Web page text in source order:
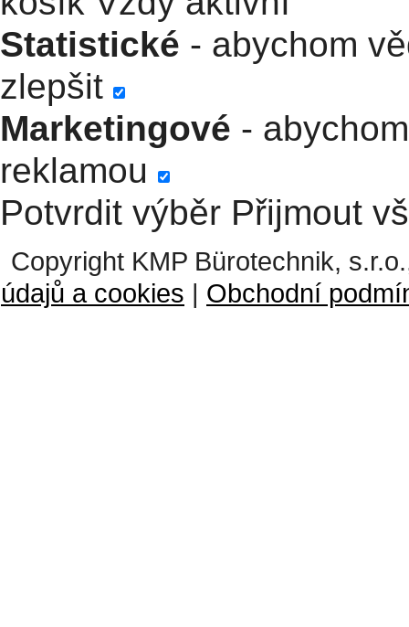
Statistické - abychom
zlepšit
Marketingové -
reklamou
Potvrdit výběr Přijmout
Copyright KMP Bürotechnik,
údajů a cookies | Obchodní